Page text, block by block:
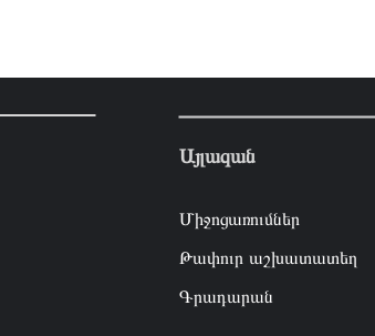
Այլազան
Միջոցառումներ
Թափուր աշխատատեղ
Գրադարան